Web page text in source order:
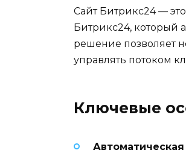
Сайт Битрикс24 —
Битрикс24, который
решение позволяет
управлять потоком
Ключевые
Автоматическая